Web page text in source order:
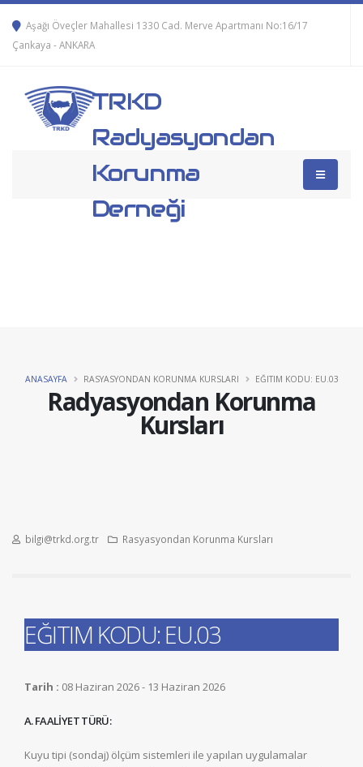
Aşağı Öveçler Mahallesi 1330 Cad. Merve Apartmanı No:16/17
Çankaya - ANKARA
TRKD
Radyasyondan
Korunma
Derneği
Radyasyondan Korunma
Kursları
ANASAYFA RASYASYONDAN KORUNMA KURSLARI EĞITIM KODU: EU.03
bilgi@trkd.org.tr Rasyasyondan Korunma Kursları
EĞITIM KODU: EU.03
Tarih : 08 Haziran 2026 - 13 Haziran 2026
A. FAALİYET TÜRÜ:
Kuyu tipi (sondaj) ölçüm sistemleri ile yapılan uygulamalar